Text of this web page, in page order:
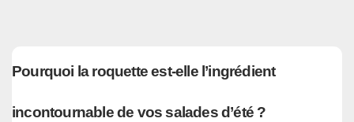
Pourquoi la roquette est-elle l’ingrédient
incontournable de vos salades d’été ?